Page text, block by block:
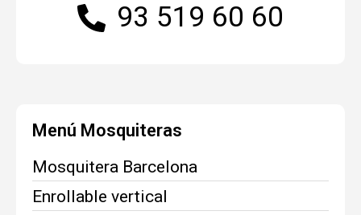
93 519 60 60
Menú Mosquiteras
Mosquitera Barcelona
Enrollable vertical